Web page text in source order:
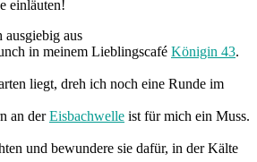
einläuten!
ausgiebig aus
in meinem Lieblingscafé Königin 43.
liegt, dreh ich noch eine Runde im
an derEisbachwelle ist für mich ein Muss.
und bewundere sie dafür, in der Kälte